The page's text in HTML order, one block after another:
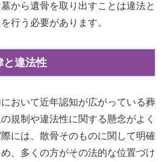
から遺骨を取り出すことは違法と
行う必要があります。
と違法性
おいて近年認知が広がっている葬
規制や違法性に関する懸念がよく
には、散骨そのものに関して明確
、多くの方がその法的な位置づけ